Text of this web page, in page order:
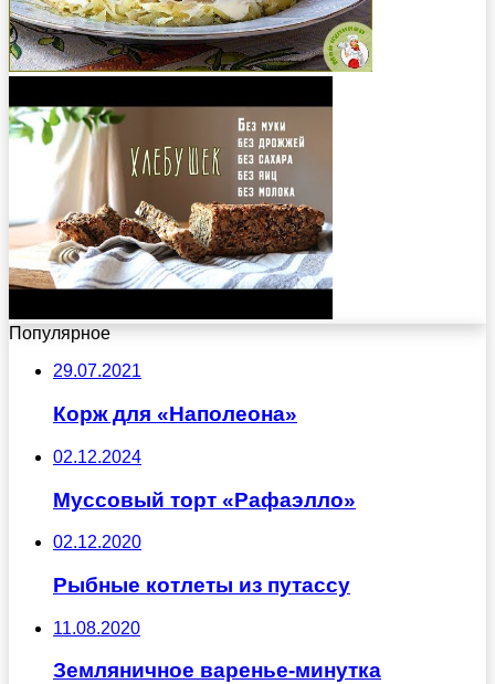
Популярное
29.07.2021
Корж для «Наполеона»
02.12.2024
Муссовый торт «Рафаэлло»
02.12.2020
Рыбные котлеты из путассу
11.08.2020
Земляничное варенье-минутка